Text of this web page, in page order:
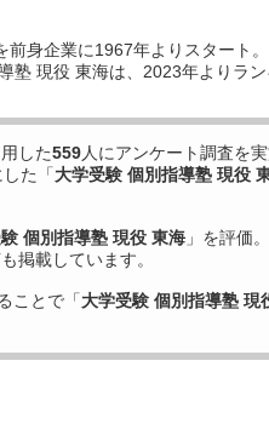
身企業に1967年よりスタート
塾 現役 東海は、2023年よりラ
した559人にアンケート調査を実
た「大学受験 個別指導塾 現役
個別指導塾 現役 東海 」を評価
掲載しています。
ことで「大学受験 個別指導塾 現